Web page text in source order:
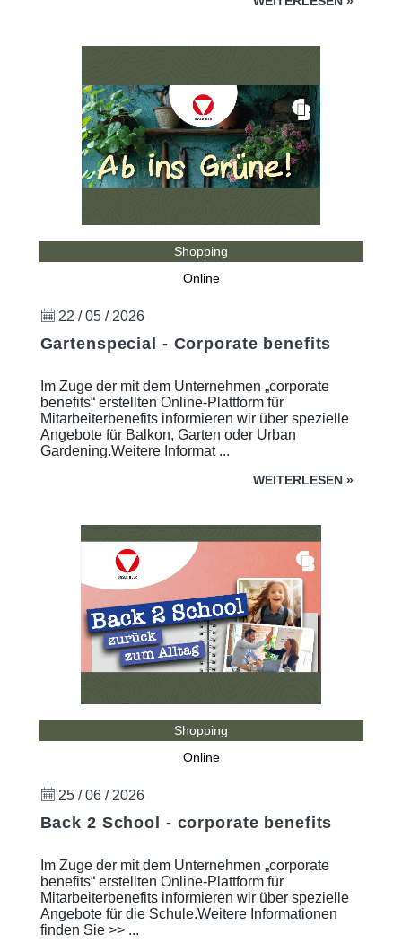
Shopping
Online
22 / 05 / 2026
Gartenspecial - Corporate benefits
Im Zuge der mit dem Unternehmen „corporate
benefits“ erstellten Online-Plattform für
Mitarbeiterbenefits informieren wir über spezielle
Angebote für Balkon, Garten oder Urban
Gardening.Weitere Informat ...
WEITERLESEN »
Shopping
Online
25 / 06 / 2026
Back 2 School - corporate benefits
Im Zuge der mit dem Unternehmen „corporate
benefits“ erstellten Online-Plattform für
Mitarbeiterbenefits informieren wir über spezielle
Angebote für die Schule.Weitere Informationen
finden Sie >> ...